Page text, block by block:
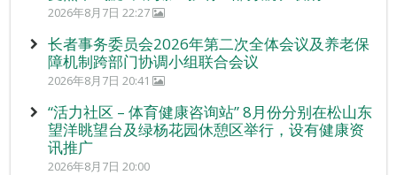
2026年8月7日 22:27
长者事务委员会2026年第二次全体会议及养老保
障机制跨部门协调小组联合会议
2026年8月7日 20:41
“活力社区 – 体育健康咨询站” 8月份分别在松山东
望洋眺望台及绿杨花园休憩区举行，设有健康资
讯推广
2026年8月7日 20:00